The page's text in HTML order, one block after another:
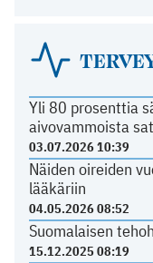
Yli 80 prosenttia
aivovammoista
03.07.2026 10:39
Näiden oireiden
lääkäriin
04.05.2026 08:52
Suomalaisen
15.12.2025 08:19